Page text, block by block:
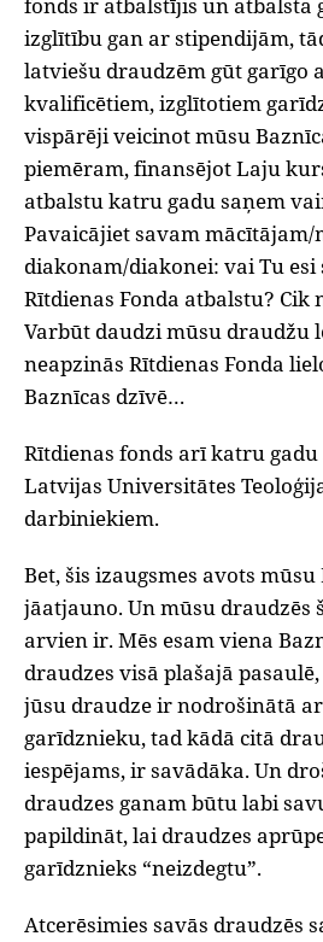
izglītību gan ar stipendijām,
latviešu draudzēm gūt garīgo
kvalificētiem, izglītotiem
vispārēji veicinot mūsu
piemēram, finansējot Laju
atbalstu katru gadu saņem
Pavaicājiet savam mācītājam/
diakonam/diakonei: vai Tu esi
Rītdienas Fonda atbalstu? Cik
Varbūt daudzi mūsu draudžu
neapzinās Rītdienas Fonda
Baznīcas dzīvē…
Rītdienas fonds arī katru
Latvijas Universitātes
darbiniekiem.
Bet, šis izaugsmes avots
jāatjauno. Un mūsu draudzēs
arvien ir. Mēs esam viena
draudzes visā plašajā
jūsu draudze ir nodrošinātā
garīdznieku, tad kādā citā
iespējams, ir savādāka. Un
draudzes ganam būtu labi
papildināt, lai draudzes
garīdznieks “neizdegtu”.
Atcerēsimies savās draudzēs